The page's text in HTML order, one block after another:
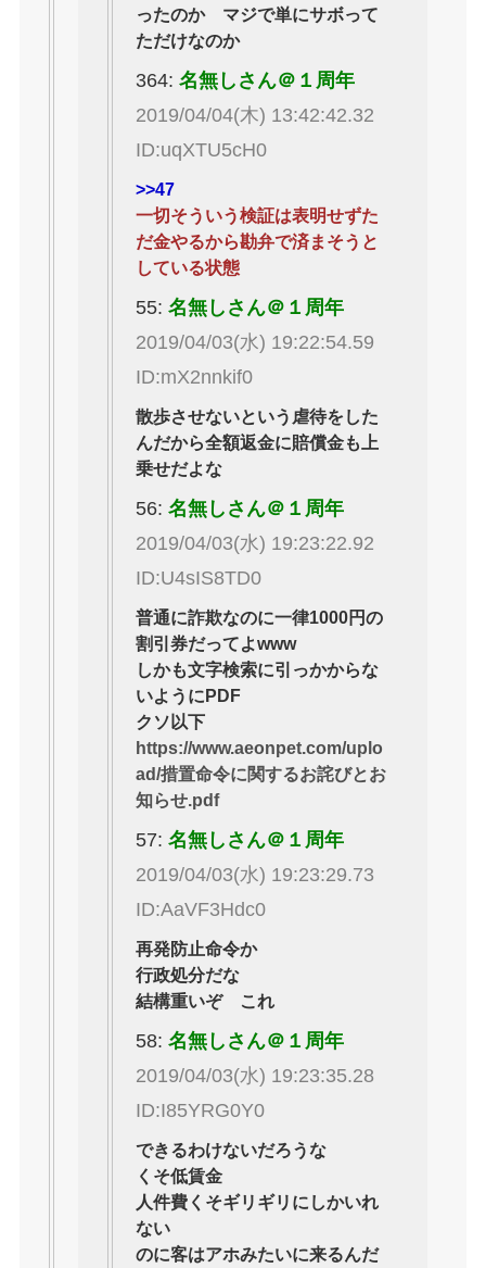
ったのか マジで単にサボって
ただけなのか
364:名無しさん＠１周年
2019/04/04(木) 13:42:42.32
ID:uqXTU5cH0
>>47
一切そういう検証は表明せずた
だ金やるから勘弁で済まそうと
している状態
55:名無しさん＠１周年
2019/04/03(水) 19:22:54.59
ID:mX2nnkif0
散歩させないという虐待をした
んだから全額返金に賠償金も上
乗せだよな
56:名無しさん＠１周年
2019/04/03(水) 19:23:22.92
ID:U4sIS8TD0
普通に詐欺なのに一律1000円の
割引券だってよwww
しかも文字検索に引っかからな
いようにPDF
クソ以下
https://www.aeonpet.com/uplo
ad/措置命令に関するお詫びとお
知らせ.pdf
57:名無しさん＠１周年
2019/04/03(水) 19:23:29.73
ID:AaVF3Hdc0
再発防止命令か
行政処分だな
結構重いぞ これ
58:名無しさん＠１周年
2019/04/03(水) 19:23:35.28
ID:I85YRG0Y0
できるわけないだろうな
くそ低賃金
人件費くそギリギリにしかいれ
ない
のに客はアホみたいに来るんだ